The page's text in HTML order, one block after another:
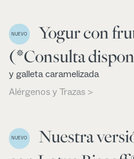
NUEVO
Yogur con
(*Consulta
y galleta caramelizada
Alérgenos y Trazas >
NUEVO
Nuestra